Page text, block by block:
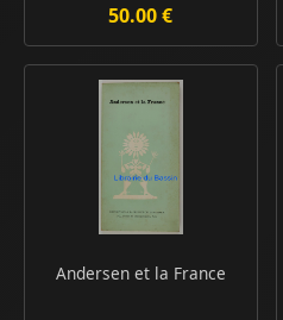
50.00 €
Andersen et la France